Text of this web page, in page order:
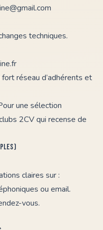
techniques.
réseau d’adhérents et
une sélection
2CVqui recense de
claires sur :
ou email.
vous.